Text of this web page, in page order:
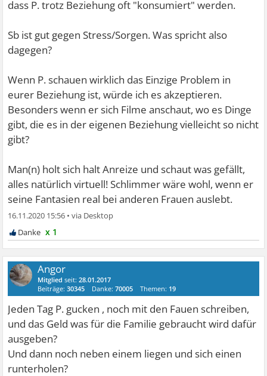
dass P. trotz Beziehung oft "konsumiert" werden.
Sb ist gut gegen Stress/Sorgen. Was spricht also
dagegen?
Wenn P. schauen wirklich das Einzige Problem in
eurer Beziehung ist, würde ich es akzeptieren.
Besonders wenn er sich Filme anschaut, wo es Dinge
gibt, die es in der eigenen Beziehung vielleicht so nicht
gibt?
Man(n) holt sich halt Anreize und schaut was gefällt,
alles natürlich virtuell! Schlimmer wäre wohl, wenn er
seine Fantasien real bei anderen Frauen auslebt.
16.11.2020 15:56 •
x 1
Angor
Mitglied seit:28.01.2017
Beiträge:30345 Danke:70005 Themen: 19
Jeden Tag P. gucken , noch mit den Fauen schreiben,
und das Geld was für die Familie gebraucht wird dafür
ausgeben?
Und dann noch neben einem liegen und sich einen
runterholen?